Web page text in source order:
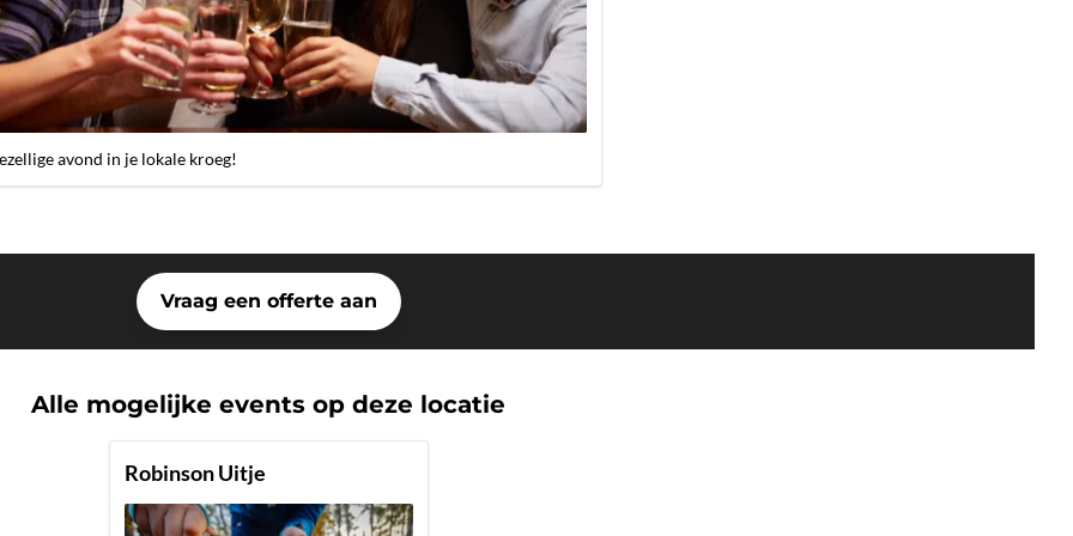
avond in je lokale kroeg!
Vraag een offerte aan
Alle mogelijke events op deze locatie
Robinson Uitje